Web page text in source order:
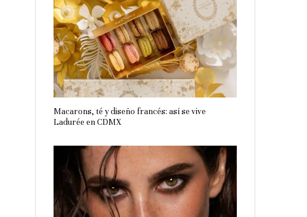
Macarons, té y diseño francés: así se vive
Ladurée en CDMX